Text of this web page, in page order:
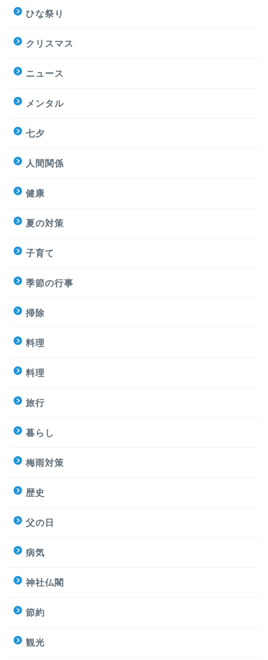
ひな祭り
クリスマス
ニュース
メンタル
七夕
人間関係
健康
夏の対策
子育て
季節の行事
掃除
料理
料理
旅行
暮らし
梅雨対策
歴史
父の日
病気
神社仏閣
節約
観光